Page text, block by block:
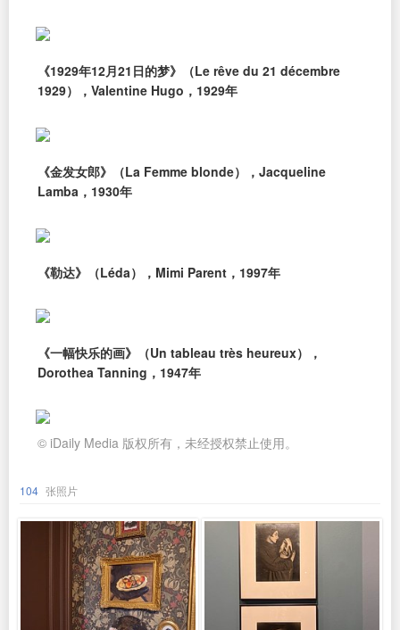
《1929年12月21日的梦》（Le rêve du 21 décembre
1929），Valentine Hugo，1929年
《金发女郎》（La Femme blonde），Jacqueline
Lamba，1930年
《勒达》（Léda），Mimi Parent，1997年
《一幅快乐的画》（Un tableau très heureux），
Dorothea Tanning，1947年
© iDaily Media 版权所有，未经授权禁止使用。
104 张照片